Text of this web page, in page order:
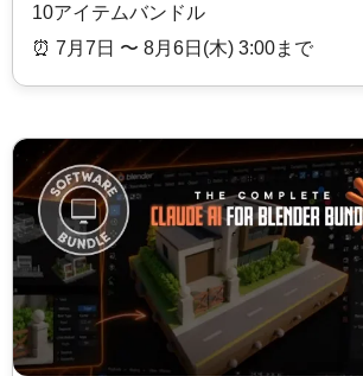
10アイテムバンドル
⏰️ 7月7日 〜 8月6日(木) 3:00まで